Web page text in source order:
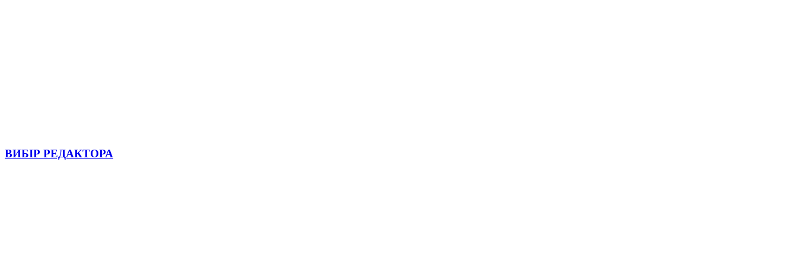
ВИБІР РЕДАКТОРА